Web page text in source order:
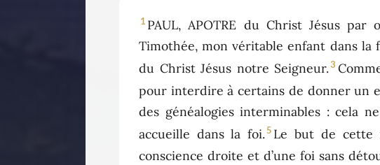
1 PAUL, APOTRE du Christ Jésus
Timothée, mon véritable enfant dans
du Christ Jésus notre Seigneur. 3
pour interdire à certains de donner un
des généalogies interminables : cela
accueille dans la foi.5 Le but de cette
conscience droite et d’une foi sans